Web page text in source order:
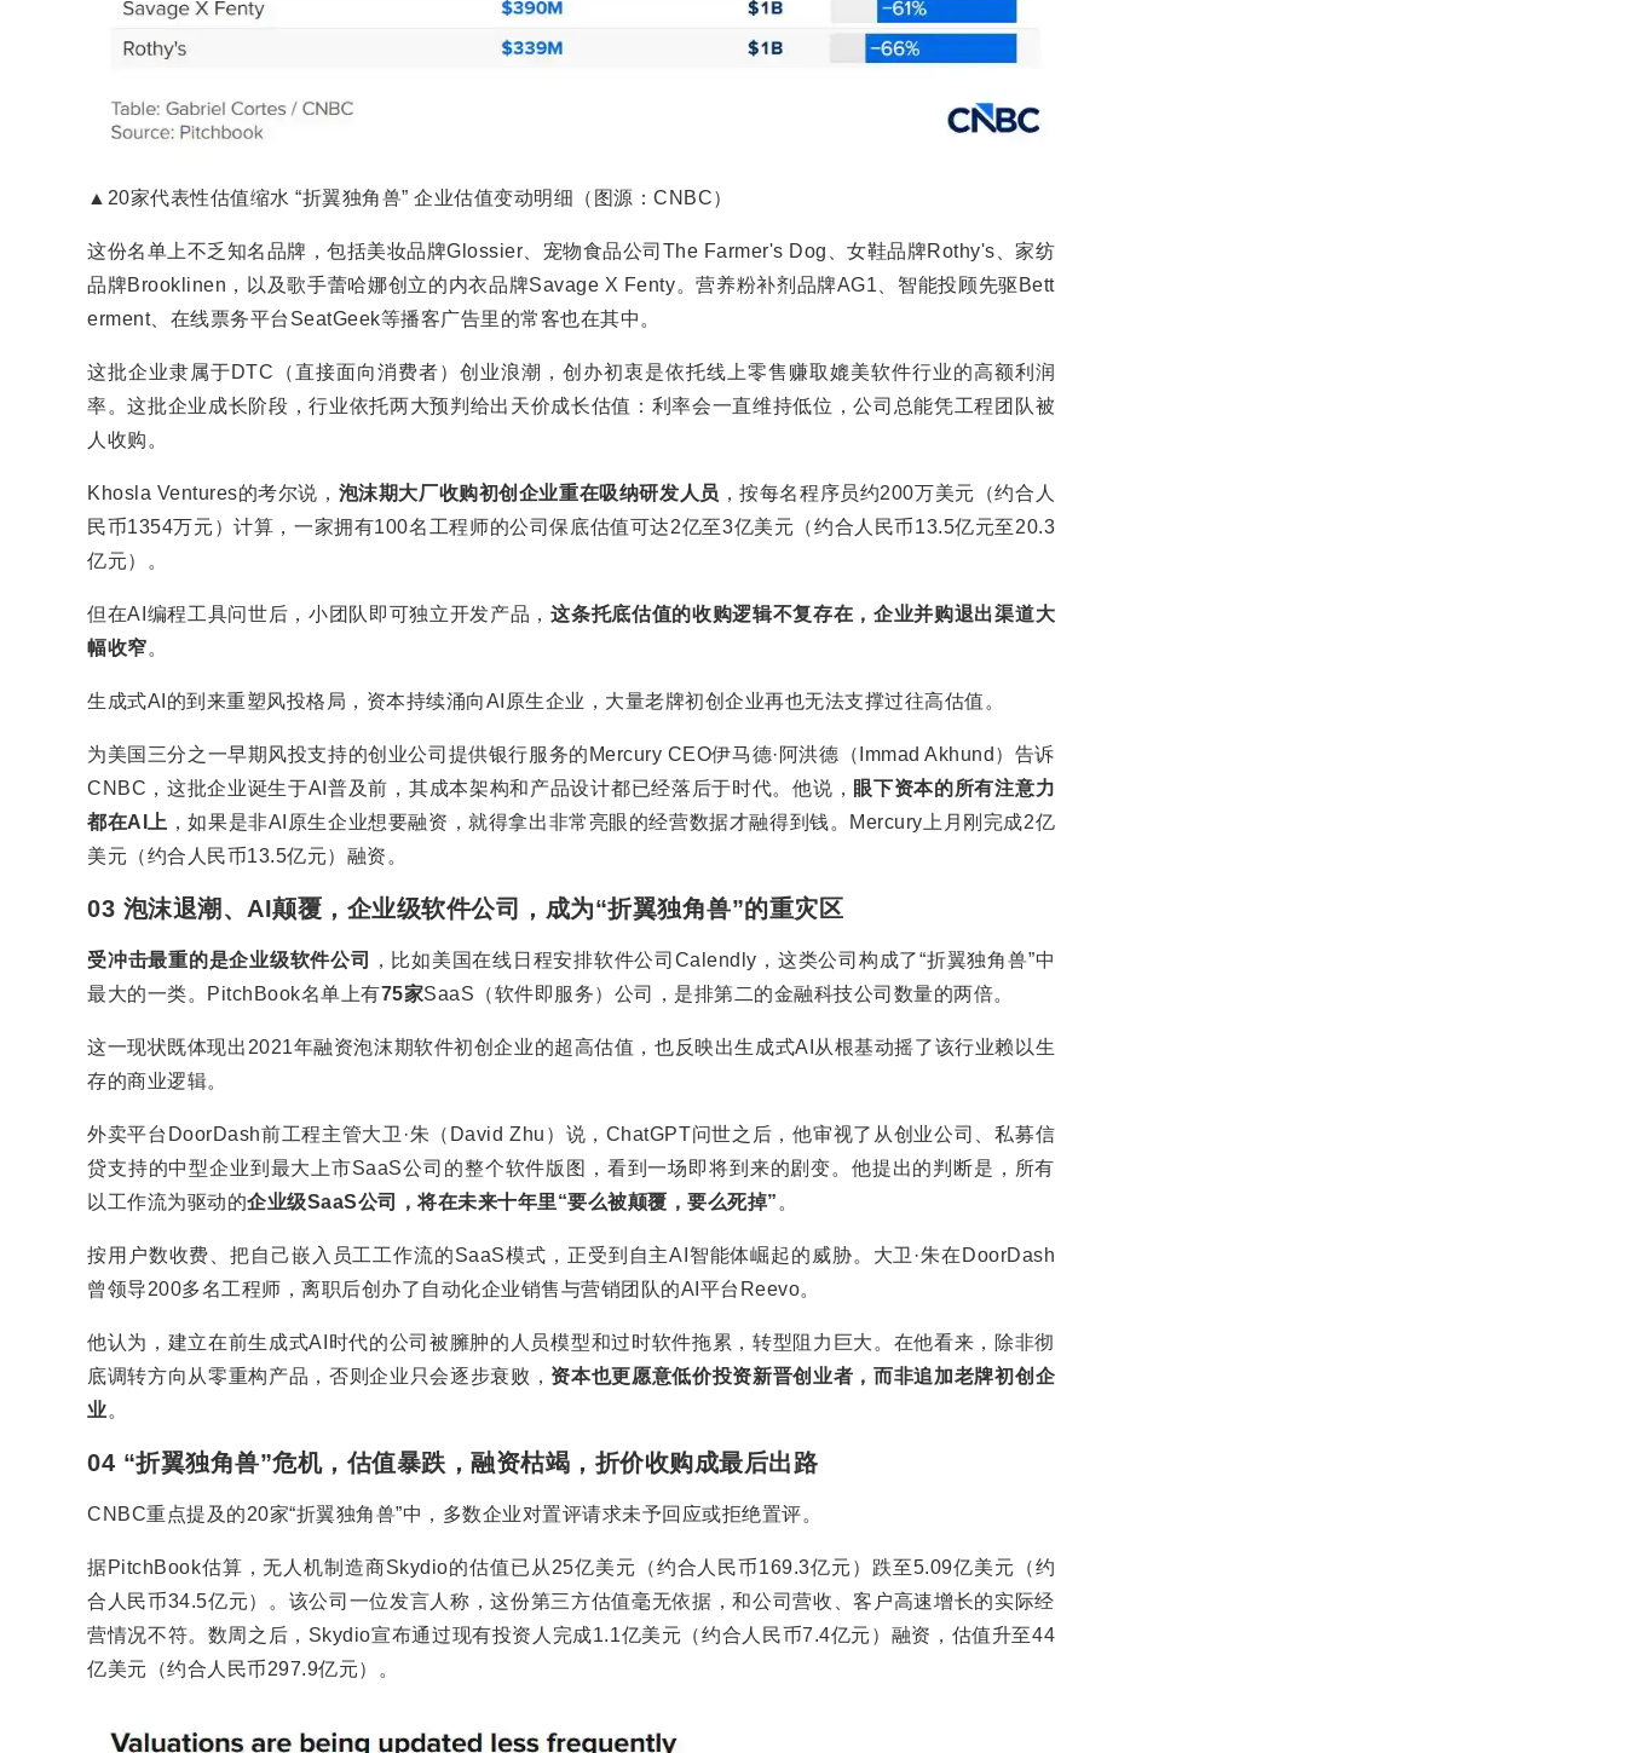
▲20家代表性估值缩水 “折翼独角兽” 企业估值变动明细（图源：CNBC）
这份名单上不乏知名品牌，包括美妆品牌Glossier、宠物食品公司The Farmer's Dog、女鞋品牌Rothy's、家纺
品牌Brooklinen，以及歌手蕾哈娜创立的内衣品牌Savage X Fenty。营养粉补剂品牌AG1、智能投顾先驱Bett
erment、在线票务平台SeatGeek等播客广告里的常客也在其中。
这批企业隶属于DTC（直接面向消费者）创业浪潮，创办初衷是依托线上零售赚取媲美软件行业的高额利润
率。这批企业成长阶段，行业依托两大预判给出天价成长估值：利率会一直维持低位，公司总能凭工程团队被
人收购。
Khosla Ventures的考尔说， 泡沫期大厂收购初创企业重在吸纳研发人员 ，按每名程序员约200万美元（约合人
民币1354万元）计算，一家拥有100名工程师的公司保底估值可达2亿至3亿美元（约合人民币13.5亿元至20.3
亿元）。
但在AI编程工具问世后，小团队即可独立开发产品，这条托底估值的收购逻辑不复存在，企业并购退出渠道大
幅收窄。
生成式AI的到来重塑风投格局，资本持续涌向AI原生企业，大量老牌初创企业再也无法支撑过往高估值。
为美国三分之一早期风投支持的创业公司提供银行服务的Mercury CEO伊马德·阿洪德（Immad Akhund）告诉
CNBC，这批企业诞生于AI普及前，其成本架构和产品设计都已经落后于时代。他说， 眼下资本的所有注意力
都在AI上 ，如果是非AI原生企业想要融资，就得拿出非常亮眼的经营数据才融得到钱。Mercury上月刚完成2亿
美元（约合人民币13.5亿元）融资。
03 泡沫退潮、AI颠覆，企业级软件公司，成为“折翼独角兽”的重灾区
受冲击最重的是企业级软件公司
，比如美国在线日程安排软件公司Calendly，这类公司构成了“折翼独角兽”中
最大的一类。PitchBook名单上有75家SaaS（软件即服务）公司，是排第二的金融科技公司数量的两倍。
这一现状既体现出2021年融资泡沫期软件初创企业的超高估值，也反映出生成式AI从根基动摇了该行业赖以生
存的商业逻辑。
外卖平台DoorDash前工程主管大卫·朱（David Zhu）说，ChatGPT问世之后，他审视了从创业公司、私募信
贷支持的中型企业到最大上市SaaS公司的整个软件版图，看到一场即将到来的剧变。他提出的判断是，所有
以工作流为驱动的企业级SaaS公司，将在未来十年里“要么被颠覆，要么死掉” 。
按用户数收费、把自己嵌入员工工作流的SaaS模式，正受到自主AI智能体崛起的威胁。大卫·朱在DoorDash
曾领导200多名工程师，离职后创办了自动化企业销售与营销团队的AI平台Reevo。
他认为，建立在前生成式AI时代的公司被臃肿的人员模型和过时软件拖累，转型阻力巨大。在他看来，除非彻
底调转方向从零重构产品，否则企业只会逐步衰败， 资本也更愿意低价投资新晋创业者，而非追加老牌初创企
业。
04 “折翼独角兽”危机，估值暴跌，融资枯竭，折价收购成最后出路
CNBC重点提及的20家“折翼独角兽”中，多数企业对置评请求未予回应或拒绝置评。
据PitchBook估算，无人机制造商Skydio的估值已从25亿美元（约合人民币169.3亿元）跌至5.09亿美元（约
合人民币34.5亿元）。该公司一位发言人称，这份第三方估值毫无依据，和公司营收、客户高速增长的实际经
营情况不符。数周之后，Skydio宣布通过现有投资人完成1.1亿美元（约合人民币7.4亿元）融资，估值升至44
亿美元（约合人民币297.9亿元）。